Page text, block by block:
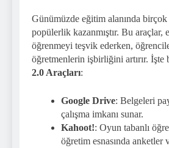
Günümüzde eğitim alanında birçok
popülerlik kazanmıştır. Bu araçlar,
öğrenmeyi teşvik ederken,
öğretmenlerin işbirliğini artırır. İşte
2.0 Araçları:
Google Drive: Belgeleri
çalışma imkanı sunar.
Kahoot!: Oyun tabanlı
öğretim esnasında anketler